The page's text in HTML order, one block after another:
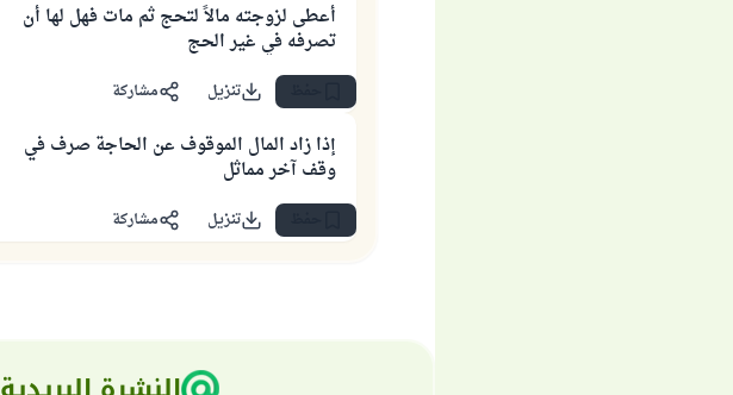
أعطى لزوجته مالاً لتحج ثم مات فهل لها أن
تصرفه في غير الحج
تنزيل مشاركة
إذا زاد المال الموقوف عن الحاجة صرف في
وقف آخر مماثل
تنزيل مشاركة